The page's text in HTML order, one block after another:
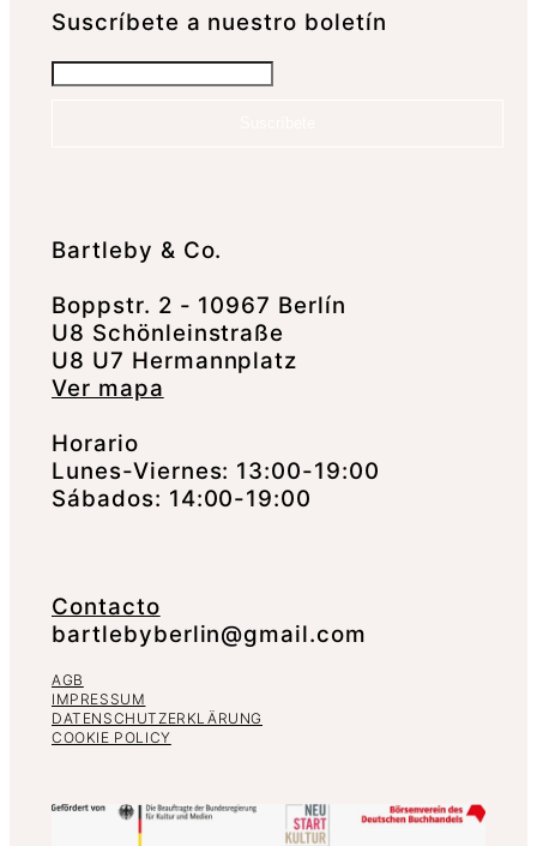
Suscrí­bete a nuestro boletín
Bartleby & Co.
Boppstr. 2 - 10967 Berlín
U8 Schönleinstraße
U8 U7 Hermannplatz
Ver mapa
Horario
Lunes-Viernes: 13:00-19:00
Sábados: 14:00-19:00
Contacto
bartlebyberlin@gmail.com
AGB
IMPRESSUM
DATENSCHUTZERKLÄRUNG
COOKIE POLICY